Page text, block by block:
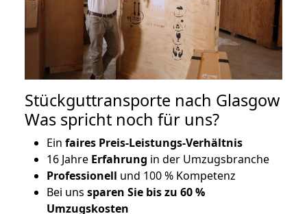
Stückguttransporte nach Glasgow
Was spricht noch für uns?
Ein faires Preis-Leistungs-Verhältnis
16 Jahre Erfahrung in der Umzugsbranche
Professionell und 100 % Kompetenz
Bei uns sparen Sie bis zu 60 %
Umzugskosten